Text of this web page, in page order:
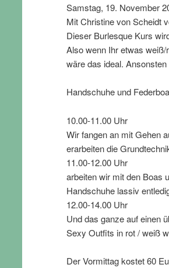
Samstag, 19. November
Mit Christine von Scheidt
Dieser Burlesque Kurs
Also wenn Ihr etwas
wäre das ideal.
Handschuhe und
10.00-11.00 Uhr
Wir fangen an mit Gehen
erarbeiten die
11.00-12.00 Uhr
arbeiten wir mit den Boas
Handschuhe lassiv
12.00-14.00 Uhr
Und das ganze auf einen
Sexy Outfits in rot / weiß
Der Vormittag kostet 60